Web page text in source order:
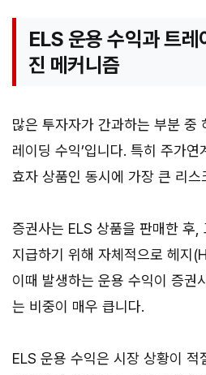
ELS 운용 수익과 트레
진 메커니즘
많은 투자자가 간과하는 부분 중
레이딩 수익’입니다. 특히 주가연
효자 상품인 동시에 가장 큰 리스
증권사는 ELS 상품을 판매한 후,
지급하기 위해 자체적으로 헤지
이때 발생하는 운용 수익이 증권
는 비중이 매우 큽니다.
ELS 운용 수익은 시장 상황이 적